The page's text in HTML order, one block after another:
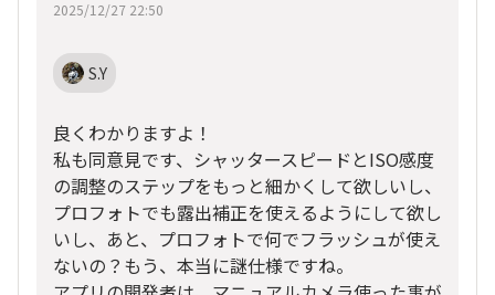
2025/12/27 22:50
S.Y
良くわかりますよ！
私も同意見です、シャッタースピードとISO感度
の調整のステップをもっと細かくして欲しいし、
プロフォトでも露出補正を使えるようにして欲し
いし、あと、プロフォトで何でフラッシュが使え
ないの？もう、本当に謎仕様ですね。